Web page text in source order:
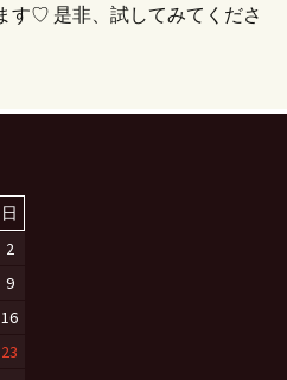
す♡ 是非、試してみてくださ
日
2
9
16
23